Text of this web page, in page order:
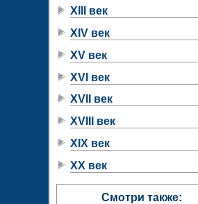
XIII век
XIV век
XV век
XVI век
XVII век
XVIII век
XIX век
XX век
Смотри также: